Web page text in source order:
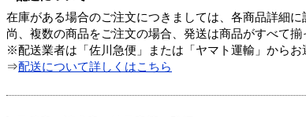
在庫がある場合のご注文につきましては、各商品詳細
尚、複数の商品をご注文の場合、発送は商品がすべて揃
※配送業者は「佐川急便」または「ヤマト運輸」からお
⇒配送について詳しくはこちら